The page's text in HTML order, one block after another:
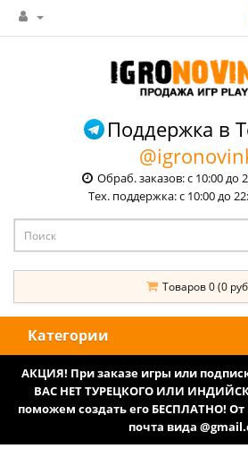
Поддержка в
Обраб. заказов: с 10:00 до
Тех. поддержка: с 10:00 до
Товаров 0 (0
Категории
АКЦИЯ! При заказе игры или
ВАС НЕТ ТУРЕЦКОГО ИЛИ
поможем создать его БЕСПЛАТНО!
почта вида